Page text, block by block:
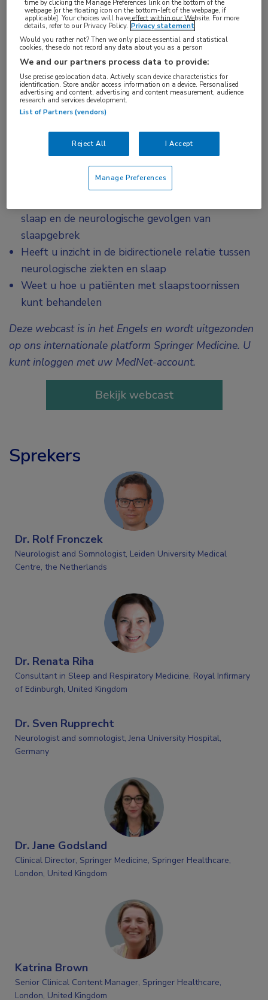
Slaapstoornissen kunnen optreden nog voordat er
een neurologische ziekte is ontdekt, en zo de
progressie van neurologische ziekten versnellen. In
deze Engelstalige webcast behandelen deskundigen
de tekenen van slaapstoornissen die het meest voor
komen bij de behandeling van neurologische ziekten.
kunt stellen om de schadelijke gevolgen van
slaapgebrek te voorkomen.
Na het volgen van de webcast:
slaap en de neurologische gevolgen van
slaapgebrek
Heeft u inzicht in de bidirectionele relatie tussen
neurologische ziekten en slaap
Weet u hoe u patiënten met slaapstoornissen
kunt behandelen
Deze webcast is in het Engels en wordt uitgezonden
op ons internationale platform Springer Medicine. U
kunt inloggen met uw MedNet-account.
Sprekers
Dr. Rolf Fronczek
Neurologist and Somnologist, Leiden University Medical
Centre, the Netherlands
Dr. Renata Riha
Consultant in Sleep and Respiratory Medicine, Royal Infirmary
of Edinburgh, United Kingdom
Dr. Sven Rupprecht
Neurologist and somnologist, Jena University Hospital,
Germany
Dr. Jane Godsland
Clinical Director, Springer Medicine, Springer Healthcare,
London, United Kingdom
Katrina Brown
Senior Clinical Content Manager, Springer Healthcare,
London, United Kingdom
time by clicking the Manage Preferences link on the bottom of the
webpage [or the floating icon on the bottom-left of the webpage, if
applicable]. Your choices will have effect within our Website. For more
details, refer to our Privacy Policy. Privacy statement
Would you rather not? Then we only place essential and statistical
cookies, these do not record any data about you as a person
We and our partners process data to provide:
Use precise geolocation data. Actively scan device characteristics for
identification. Store and/or access information on a device. Personalised
advertising and content, advertising and content measurement, audience
research and services development.
List of Partners (vendors)
Reject All I Accept
Manage Preferences